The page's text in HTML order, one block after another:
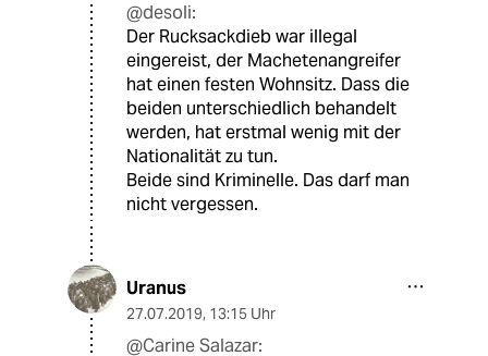
@desoli:
Der Rucksackdieb war illegal
eingereist, der Machetenangreifer
hat einen festen Wohnsitz. Dass die
beiden unterschiedlich behandelt
werden, hat erstmal wenig mit der
Nationalität zu tun.
Beide sind Kriminelle. Das darf man
nicht vergessen.
Uranus
27.07.2019, 13:15 Uhr
@Carine Salazar: